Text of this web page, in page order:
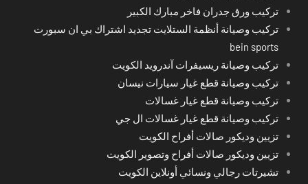
تركيب ورق جدران فاخر مبارك الكبير
تركيب وصيانة أنظمة الستلايت تجديد اشتراك بي ان سبورت
bein sports
تركيب وصيانة ريسيفرات آندرويد الكويت
تركيب وصيانة قطع غيار سيارات نيسان
تركيب وصيانة قطع غيار غسالات
تركيب وصيانة قطع غيار غسالات ال جي
تزيين وديكور صالات أفراح الكويت
تزيين وديكور صالات أفراح وتصوير الكويت
تشيرتات رجالي ونسائي أونلاين الكويت